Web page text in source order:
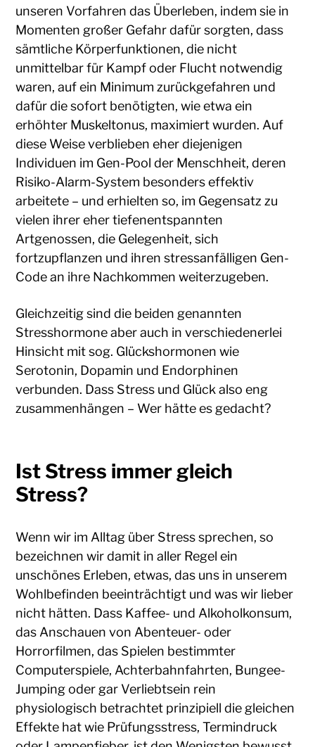
unseren Vorfahren das Überleben, indem sie in
Momenten großer Gefahr dafür sorgten, dass
sämtliche Körperfunktionen, die nicht
unmittelbar für Kampf oder Flucht notwendig
waren, auf ein Minimum zurückgefahren und
dafür die sofort benötigten, wie etwa ein
erhöhter Muskeltonus, maximiert wurden. Auf
diese Weise verblieben eher diejenigen
Individuen im Gen-Pool der Menschheit, deren
Risiko-Alarm-System besonders effektiv
arbeitete – und erhielten so, im Gegensatz zu
vielen ihrer eher tiefenentspannten
Artgenossen, die Gelegenheit, sich
fortzupflanzen und ihren stressanfälligen Gen-
Code an ihre Nachkommen weiterzugeben.
Gleichzeitig sind die beiden genannten
Stresshormone aber auch in verschiedenerlei
Hinsicht mit sog. Glückshormonen wie
Serotonin, Dopamin und Endorphinen
verbunden. Dass Stress und Glück also eng
zusammenhängen – Wer hätte es gedacht?
Ist Stress immer gleich
Stress?
Wenn wir im Alltag über Stress sprechen, so
bezeichnen wir damit in aller Regel ein
unschönes Erleben, etwas, das uns in unserem
Wohlbefinden beeinträchtigt und was wir lieber
nicht hätten. Dass Kaffee- und Alkoholkonsum,
das Anschauen von Abenteuer- oder
Horrorfilmen, das Spielen bestimmter
Computerspiele, Achterbahnfahrten, Bungee-
Jumping oder gar Verliebtsein rein
physiologisch betrachtet prinzipiell die gleichen
Effekte hat wie Prüfungsstress, Termindruck